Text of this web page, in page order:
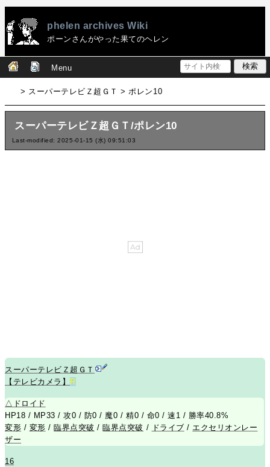
phelen archives Wiki
ポーンさんがやった果てのヘレン
Menu
> スーパーテレビＺ超ＧＴ > ポレン10
スーパーテレビＺ超ＧＴ/ポレン10
Last-modified: 2025-01-15 (水) 09:51:03
スーパーテレビＺ超ＧＴ
【テレビカメラ】
R
△ ドロイド
HP18 / MP33 / 攻0 / 防0 / 魔0 / 精0 / 命0 / 速1 / 勝率40.8%
変形 / 変形 /臨界点突破 /臨界点突破 / ドライブ / エクセリオンレー
ザー
16